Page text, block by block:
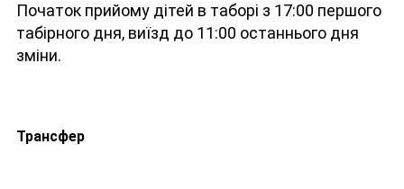
Початок прийому дітей в таборі з 17:00 першого
табірного дня, виїзд до 11:00 останнього дня
зміни.
Трансфер